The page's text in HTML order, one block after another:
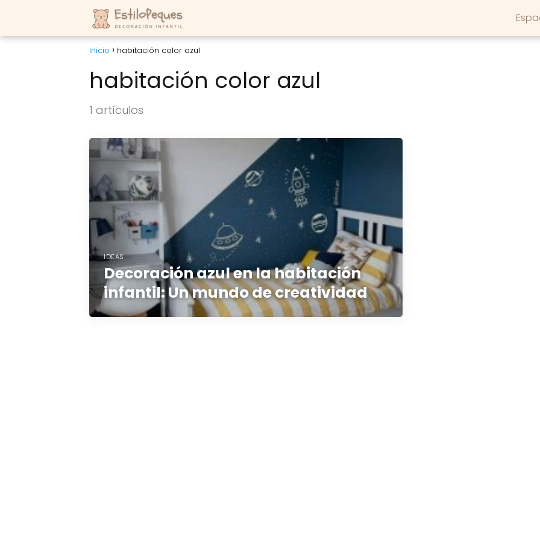
Inicio habitación color azul
habitación color azul
1 artículos
IDEAS
Decoración azul en la habitación
infantil: Un mundo de creatividad